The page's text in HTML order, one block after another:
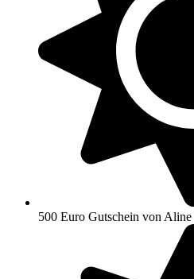
500 Euro Gutschein von